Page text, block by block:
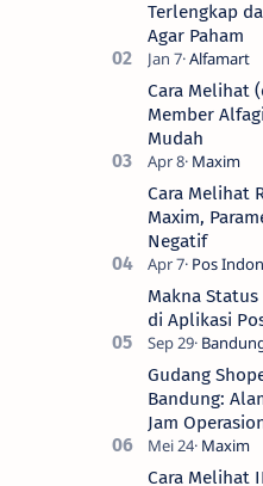
Terlengkap
Agar Paham
Cara Melihat
Member
Mudah
Cara Melihat
Maxim,
Negatif
Makna
di Aplikasi
Gudang
Bandung:
Jam
Cara Melihat